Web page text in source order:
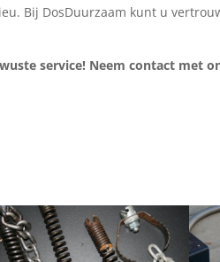
Bij DosDuurzaam kunt u
service! Neem contact met